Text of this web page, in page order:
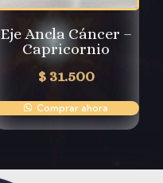
Eje Ancla Cáncer –
Capricornio
$ 31.500
Comprar ahora